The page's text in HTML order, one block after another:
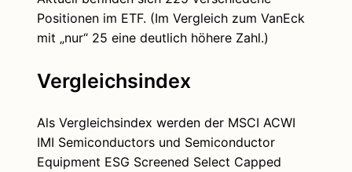
Positionen im ETF. (Im Vergleich zum VanEck
mit „nur“ 25 eine deutlich höhere Zahl.)
Vergleichsindex
Als Vergleichsindex werden der MSCI ACWI
IMI Semiconductors und Semiconductor
Equipment ESG Screened Select Capped